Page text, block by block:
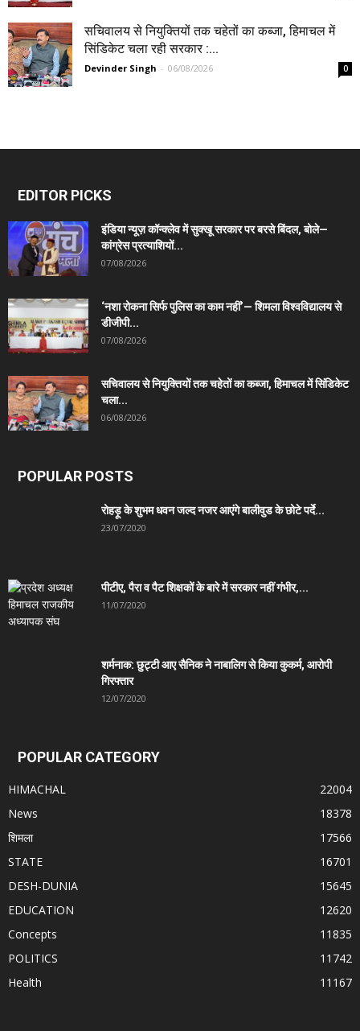
सचिवालय से नियुक्तियों तक चहेतों का कब्जा, हिमाचल में
सिंडिकेट चला रही सरकार :...
Devinder Singh - 06/08/2026 0
EDITOR PICKS
इंडिया न्यूज़ कॉन्क्लेव में सुक्खू सरकार पर बरसे बिंदल, बोले—
कांग्रेस प्रत्याशियों...
07/08/2026
‘नशा रोकना सिर्फ पुलिस का काम नहीं’— शिमला विश्वविद्यालय से
डीजीपी...
07/08/2026
सचिवालय से नियुक्तियों तक चहेतों का कब्जा, हिमाचल में सिंडिकेट
चला...
06/08/2026
POPULAR POSTS
रोहड़ू के शुभम धवन जल्द नजर आएंगे बालीवुड के छोटे पर्दे...
23/07/2020
पीटीए, पैरा व पैट शिक्षकों के बारे में सरकार नहीं गंभीर,...
11/07/2020
शर्मनाक: छुट्टी आए सैनिक ने नाबालिग से किया कुकर्म, आरोपी
गिरफ्तार
12/07/2020
POPULAR CATEGORY
HIMACHAL
22004
News
18378
शिमला
17566
STATE
16701
DESH-DUNIA
15645
EDUCATION
12620
Concepts
11835
POLITICS
11742
Health
11167